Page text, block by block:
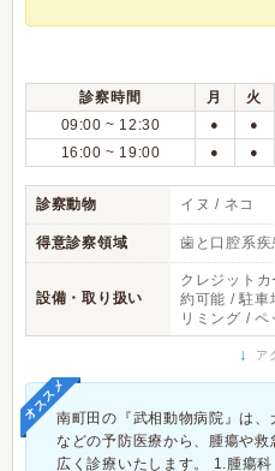
診察時間 月 火
09:00 ~ 12:30
● ●
16:00 ~ 19:00 ● ●
診察動物 イヌ / ネコ
得意診察領域 歯と口腔系
設備・取り扱い
クレジット
約可能 / 駐車
リミング / ペ
↓ ア
オススメ南町田の『武相動物病院』は
などの予防医療から、腫瘍や
広く診療いたします。 1.腫瘍